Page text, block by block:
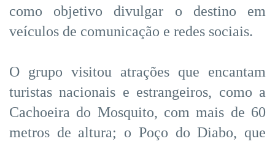
como objetivo divulgar o destino em
veículos de comunicação e redes sociais.
O grupo visitou atrações que encantam
turistas nacionais e estrangeiros, como a
Cachoeira do Mosquito, com mais de 60
metros de altura; o Poço do Diabo, que